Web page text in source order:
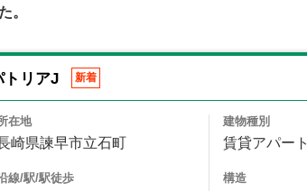
。
トリアJ 新着
在地
崎県諫早市立石町
線/駅/駅徒歩
建物種別
賃貸アパート
構造